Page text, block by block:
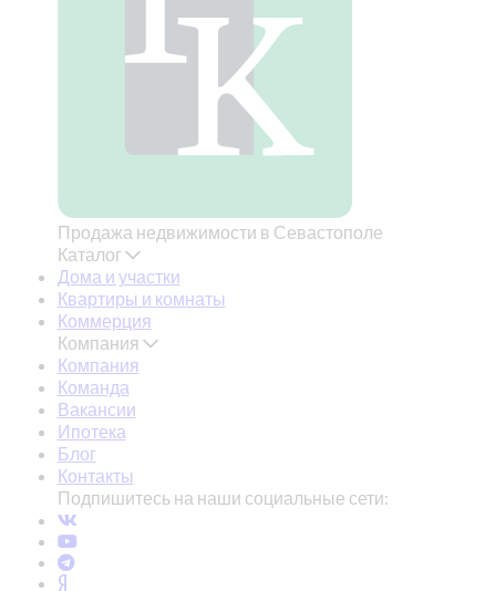
Продажа недвижимости в Севастополе
Каталог
Дома и участки
Квартиры и комнаты
Коммерция
Компания
Компания
Команда
Вакансии
Ипотека
Блог
Контакты
Подпишитесь на наши социальные сети: